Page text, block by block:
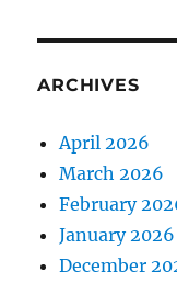
ARCHIVES
April 2026
March 2026
February
January 2026
December